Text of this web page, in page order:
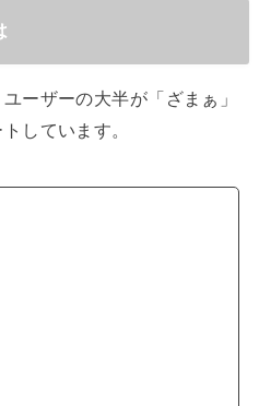
ーザーの大半が「ざまぁ」
しています。